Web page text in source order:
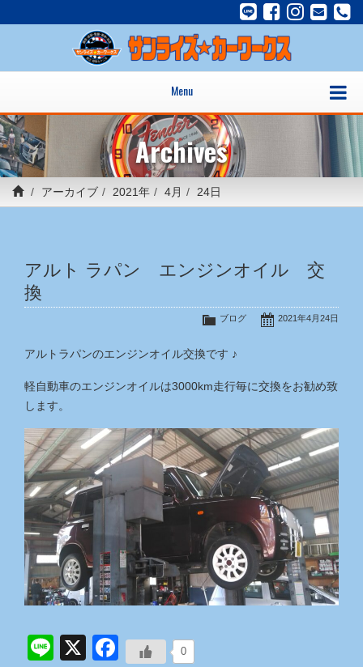
Menu
Archives
アーカイブ 2021年 4月 24日
アルト ラパン エンジンオイル 交
換
2021年4月24日
ブログ
アルトラパンのエンジンオイル交換です ♪
軽自動車のエンジンオイルは3000km走行毎に交換をお勧め致
します。
0
Line
X Facebook